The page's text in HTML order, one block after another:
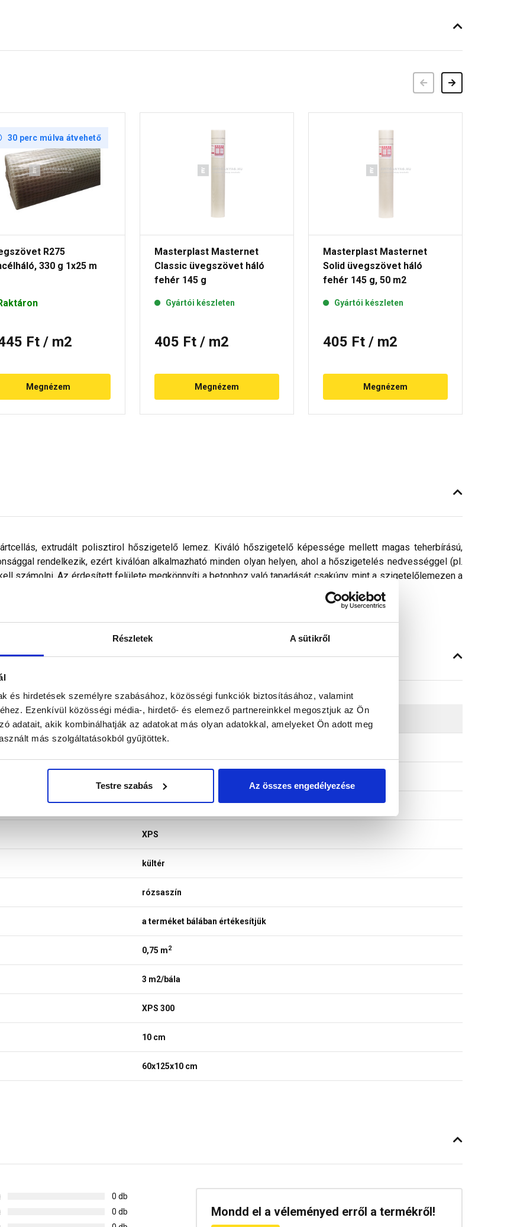
Részletek A sütikről
és hirdetések személyre szabásához, közösségi funkciók biztosításához, valamint
Ezenkívül közösségi média-, hirdető- és elemező partnereinkkel megosztjuk az Ön
adatait, akik kombinálhatják az adatokat más olyan adatokkal, amelyeket Ön adott meg
más szolgáltatásokból gyűjtöttek.
Testre szabás Az összes engedélyezése
Előző Következő
30 perc múlva átvehető
R275
330 g 1x25 m
Ft / m2
Megnézem
Masterplast Masternet
Classic üvegszövet háló
fehér 145 g
Gyártói készleten
405 Ft / m2
Megnézem
Masterplast Masternet
Solid üvegszövet háló
fehér 145 g, 50 m2
Gyártói készleten
405 Ft / m2
Megnézem
extrudált polisztirol hőszigetelő lemez. Kiváló hőszigetelő képessége mellett magas teherbírású,
rendelkezik, ezért kiválóan alkalmazható minden olyan helyen, ahol a hőszigetelés nedvességgel (pl.
számolni. Az érdesített felülete megkönnyíti a betonhoz való tapadását csakúgy, mint a szigetelőlemezen a
lábazat, falak, födém, koszorú, áthidaló, egyéb hőszigetelt betonszerkezetek.
polisztirol
XPS
kültér
rózsaszín
a terméket bálában értékesítjük
0,75 m2
3 m2/bála
XPS 300
10 cm
60x125x10 cm
0 db
0 db
Mondd el a véleményed erről a termékről!